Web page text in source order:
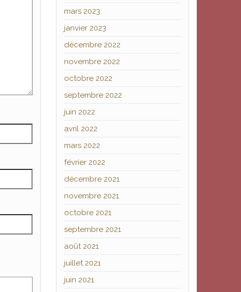
mars 2023
janvier 2023
décembre 2022
novembre 2022
octobre 2022
septembre 2022
juin 2022
avril 2022
mars 2022
février 2022
décembre 2021
novembre 2021
octobre 2021
septembre 2021
août 2021
juillet 2021
juin 2021